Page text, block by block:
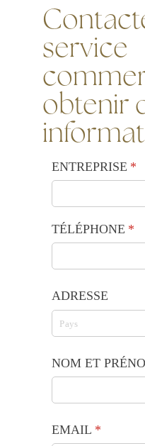
service
obtenir
ENTREPRISE *
TÉLÉPHONE *
ADRESSE
NOM ET
EMAIL *
(requis)